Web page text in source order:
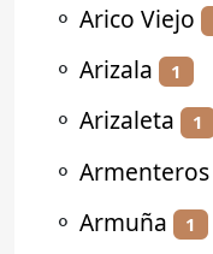
⚬ Arico Viejo
⚬ Arizala 1
⚬ Arizaleta 1
⚬ Armenteros
⚬ Armuña 1